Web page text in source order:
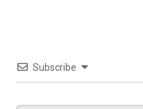
Subscribe